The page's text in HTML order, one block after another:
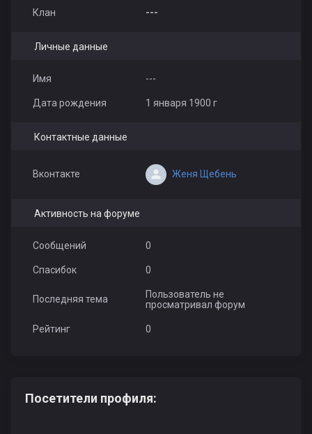
Клан ---
Личные данные
Имя ---
Дата рождения 1 января 1900 г
Контактные данные
Вконтакте Женя Щебень
Активность на форуме
Сообщений 0
Спасибок 0
Последняя тема
Пользователь не
просматривал форум
Рейтинг 0
Посетители профиля: